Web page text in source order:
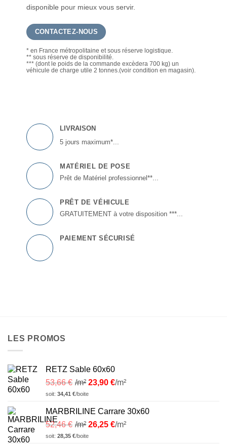
disponible pour mieux vous servir.
CONTACTEZ-NOUS
* en France métropolitaine et sous réserve logistique.
** sous réserve de disponibilité.
*** (dont le poids de la commande excèdera 700 kg) un
véhicule de charge utile 2 tonnes.(voir condition en magasin).
LIVRAISON
5 jours maximum*...
MATÉRIEL DE POSE
Prêt de Matériel professionnel**...
PRÊT DE VÉHICULE
GRATUITEMENT à votre disposition ***...
PAIEMENT SÉCURISÉ
LES PROMOS
RETZ Sable 60x60
53,66€ /m² 23,90 €/m²
soit: 34,41 €/boite
MARBRILINE Carrare 30x60
52,46€ /m² 26,25 €/m²
soit: 28,35 €/boite